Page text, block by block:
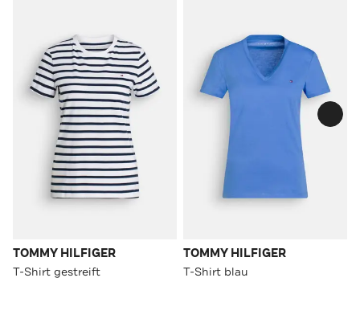
TOMMY HILFIGER
T-Shirt gestreift
TOMMY HILFIGER
T-Shirt blau